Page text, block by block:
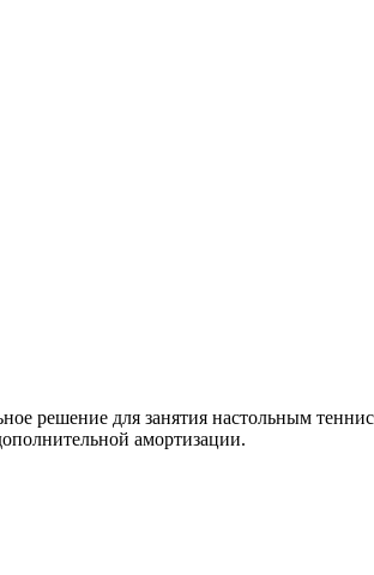
решение для занятия настольным
амортизации.